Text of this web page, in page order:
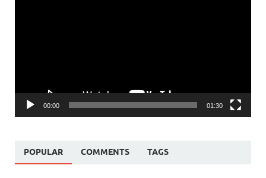
00:00 01:30
POPULAR COMMENTS TAGS